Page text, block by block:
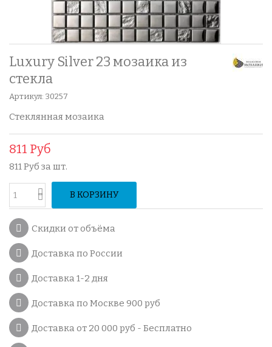
Luxury Silver 23 мозаика из
стекла
Артикул: 30257
Стеклянная мозаика
811 Руб
811 Руб за шт.
В КОРЗИНУ
Скидки от объёма
Доставка по России
Доставка 1-2 дня
Доставка по Москве 900 руб
Доставка от 20 000 руб - Бесплатно